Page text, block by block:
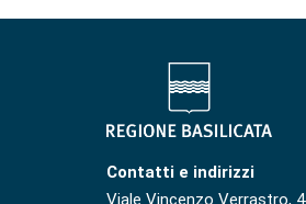
Contatti e indirizzi
Viale Vincenzo Verrastro, 4